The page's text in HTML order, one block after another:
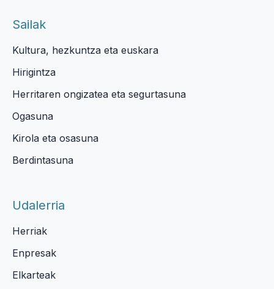
Sailak
Kultura, hezkuntza eta euskara
Hirigintza
Herritaren ongizatea eta segurtasuna
Ogasuna
Kirola eta osasuna
Berdintasuna
Udalerria
Herriak
Enpresak
Elkarteak